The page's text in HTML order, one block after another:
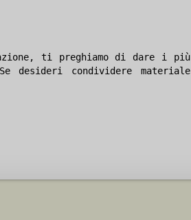
ti preghiamo di dare i più
condividere materiale